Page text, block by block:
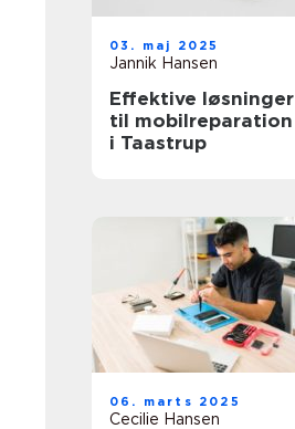
03. maj 2025
Jannik Hansen
Effektive løsninger
til mobilreparation
i Taastrup
06. marts 2025
Cecilie Hansen